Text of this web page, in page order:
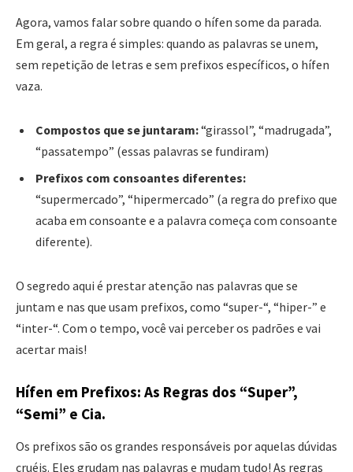
Agora, vamos falar sobre quando o hífen some da parada.
Em geral, a regra é simples: quando as palavras se unem,
sem repetição de letras e sem prefixos específicos, o hífen
vaza.
Compostos que se juntaram:“girassol”, “madrugada”,
“passatempo” (essas palavras se fundiram)
Prefixos com consoantes diferentes:
“supermercado”, “hipermercado” (a regra do prefixo que
acaba em consoante e a palavra começa com consoante
diferente).
O segredo aqui é prestar atenção nas palavras que se
juntam e nas que usam prefixos, como “super-“, “hiper-” e
“inter-“. Com o tempo, você vai perceber os padrões e vai
acertar mais!
Hífen em Prefixos: As Regras dos “Super”,
“Semi” e Cia.
Os prefixos são os grandes responsáveis por aquelas dúvidas
cruéis. Eles grudam nas palavras e mudam tudo! As regras